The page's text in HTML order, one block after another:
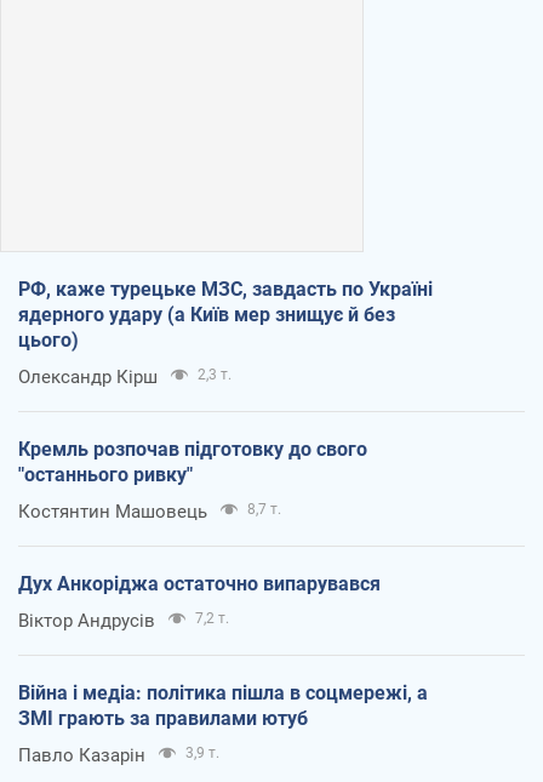
РФ, каже турецьке МЗС, завдасть по Україні
ядерного удару (а Київ мер знищує й без
цього)
Олександр Кірш 2,3 т.
Кремль розпочав підготовку до свого
"останнього ривку"
Костянтин Машовець 8,7 т.
Дух Анкоріджа остаточно випарувався
Віктор Андрусів 7,2 т.
Війна і медіа: політика пішла в соцмережі, а
ЗМІ грають за правилами ютуб
Павло Казарін 3,9 т.